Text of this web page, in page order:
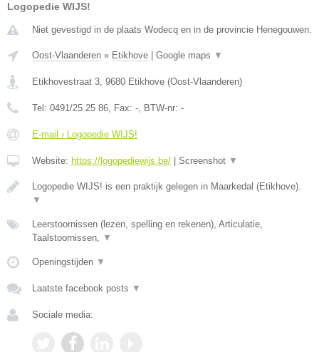
Logopedie WIJS!
Niet gevestigd in de plaats Wodecq en in de provincie Henegouwen.
Oost-Vlaanderen » Etikhove Google maps ▼
Etikhovestraat 3, 9680 Etikhove (Oost-Vlaanderen)
Tel: 0491/25 25 86, Fax: -, BTW-nr: -
E-mail › Logopedie WIJS!
Website: https://logopediewijs.be/ Screenshot ▼
Logopedie WIJS! is een praktijk gelegen in Maarkedal (Etikhove).
▼
Leerstoornissen (lezen, spelling en rekenen), Articulatie,
Taalstoornissen, ▼
Openingstijden ▼
Laatste facebook posts ▼
Sociale media: